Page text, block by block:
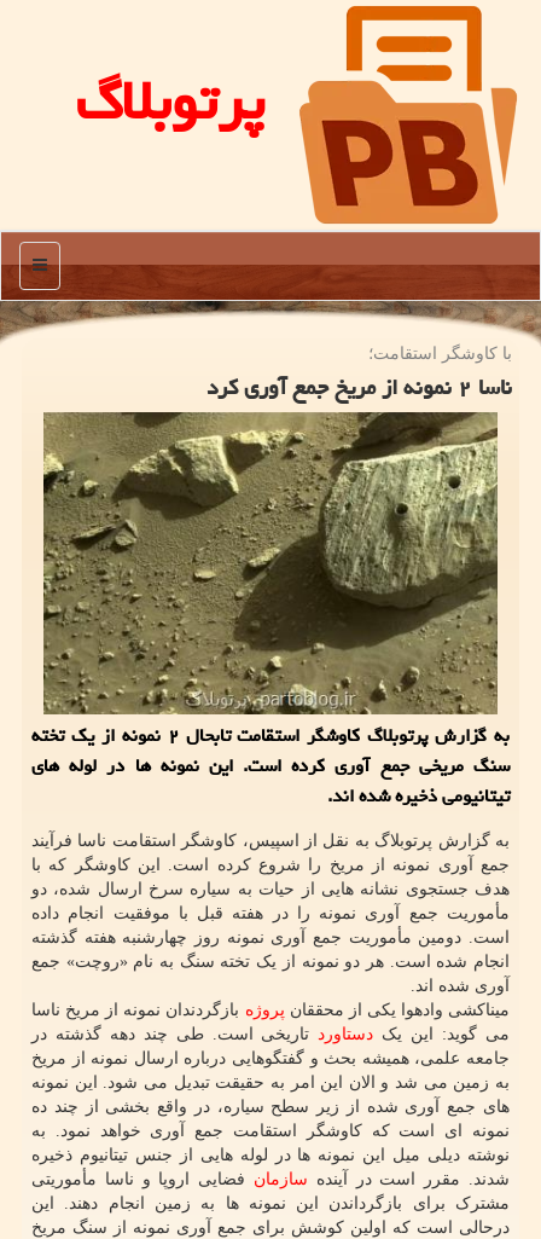
پرتوبلاگ
منو
با كاوشگر استقامت؛
ناسا ۲ نمونه از مریخ جمع آوری کرد
به گزارش پرتوبلاگ کاوشگر استقامت تابحال ۲ نمونه از یک تخته
سنگ مریخی جمع آوری کرده است. این نمونه ها در لوله های
تیتانیومی ذخیره شده اند.
به گزارش پرتوبلاگ به نقل از اسپیس، کاوشگر استقامت ناسا فرآیند
جمع آوری نمونه از مریخ را شروع کرده است. این کاوشگر که با
هدف جستجوی نشانه هایی از حیات به سیاره سرخ ارسال شده، دو
مأموریت جمع آوری نمونه را در هفته قبل با موفقیت انجام داده
است. دومین مأموریت جمع آوری نمونه روز چهارشنبه هفته گذشته
انجام شده است. هر دو نمونه از یک تخته سنگ به نام «روچت» جمع
آوری شده اند.
میناکشی وادهوا یکی از محققان پروژه بازگردندان نمونه از مریخ ناسا
می گوید: این یک دستاوردتاریخی است. طی چند دهه گذشته در
جامعه علمی، همیشه بحث و گفتگوهایی درباره ارسال نمونه از مریخ
به زمین می شد و الان این امر به حقیقت تبدیل می شود. این نمونه
های جمع آوری شده از زیر سطح سیاره، در واقع بخشی از چند ده
نمونه ای است که کاوشگر استقامت جمع آوری خواهد نمود. به
نوشته دیلی میل این نمونه ها در لوله هایی از جنس تیتانیوم ذخیره
شدند. مقرر است در آینده سازمان فضایی اروپا و ناسا مأموریتی
مشترک برای بازگرداندن این نمونه ها به زمین انجام دهند. این
درحالی است که اولین کوشش برای جمع آوری نمونه از سنگ مریخ